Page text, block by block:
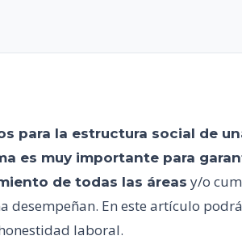
para la estructura social de
es muy importante para
de todas las áreas y/o
desempeñan. En este artículo
laboral.